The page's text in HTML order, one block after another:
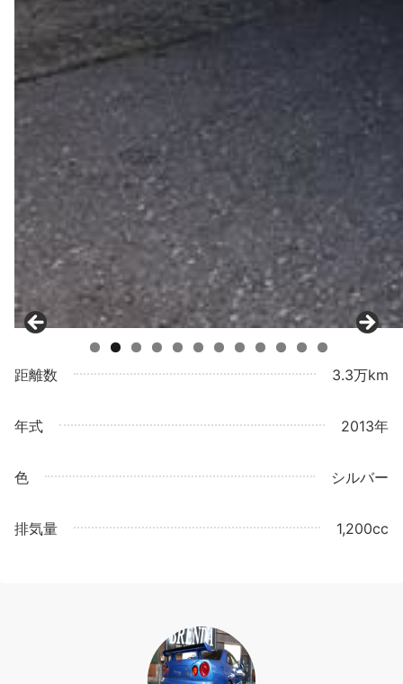
0 1
2
距離数
3.3万km
年式 2013年
色 シルバー
排気量 1,200cc